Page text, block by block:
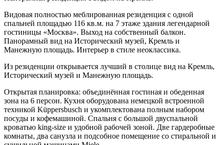
Видовая полностью меблированная резиденция с одной
спальней площадью 116 кв.м. на 7 этаже здания легендарной
гостиницы «Москва». Выход на собственный балкон.
Панорамный вид на Исторический музей, Кремль и
Манежную площадь. Интерьер в стиле неоклассика.
Из резиденции открывается лучший в столице вид на Кремль,
Исторический музей и Манежную площадь.
Открытая планировка: объединённая гостиная и обеденная
зона на 6 персон. Кухня оборудована немецкой встроенной
техникой Küppersbusch и укомплектована полным набором
посуды и кофемашиной. Спальня с большой двуспальной
кроватью king-size и удобной рабочей зоной. Две гардеробные
комнаты, два санузла и подсобное помещение со стиральной и